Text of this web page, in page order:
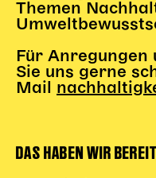
Themen
Für Anregungen
Sie uns gerne
Mail
DAS HABEN WIR